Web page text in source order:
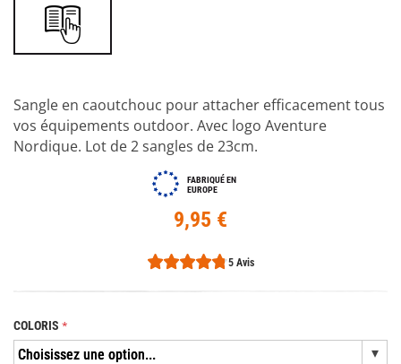
Sangle en caoutchouc pour attacher efficacement tous
vos équipements outdoor. Avec logo Aventure
Nordique. Lot de 2 sangles de 23cm.
FABRIQUÉ EN
EUROPE
9,95 €
5 Avis
COLORIS